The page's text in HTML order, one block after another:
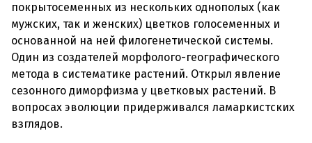
покрытосеменных из нескольких однополых (как
мужских, так и женских) цветков голосеменных и
основанной на ней филогенетической системы.
Один из создателей морфолого-географического
метода в систематике растений. Открыл явление
сезонного диморфизма у цветковых растений. В
вопросах эволюции придерживался ламаркистских
взглядов.